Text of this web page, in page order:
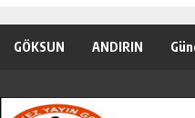
GÖKSUN ANDIRIN